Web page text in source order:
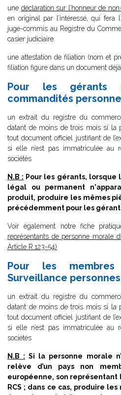
une déclaration sur l’honneur de
en original par l’intéressé, qui fera
juge-commis au Registre du
casier judiciaire
une attestation de filiation (nom et
filiation figure dans un document
Pour les gérants
commandités
un extrait du registre du
datant de moins de trois mois si la
tout document officiel justifiant de
si elle n’est pas immatriculée au
sociétés
N.B : Pour les gérants,
légal ou permanent
produit, produire les mêmes
précédemment pour les
Voir également notre fiche
représentants de personne morale
Article R.123-54)
Pour les
Surveillance
un extrait du registre du
datant de moins de trois mois si la
tout document officiel justifiant de
si elle n’est pas immatriculée au
sociétés
N.B : Si la personne morale
relève d’un pays non
européenne, son
RCS ; dans ce cas, produire